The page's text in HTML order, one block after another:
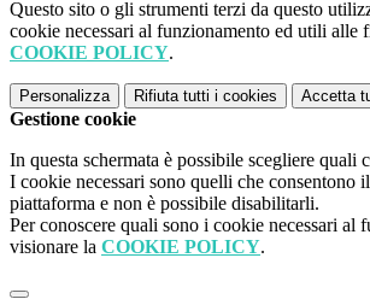
Questo sito o gli strumenti terzi da questo
cookie necessari al funzionamento ed utili alle
COOKIE POLICY.
Personalizza Rifiuta tutti i cookies Accetta
Gestione cookie
In questa schermata è possibile scegliere quali
I cookie necessari sono quelli che consentono
piattaforma e non è possibile disabilitarli.
Per conoscere quali sono i cookie necessari al
visionare la COOKIE POLICY.